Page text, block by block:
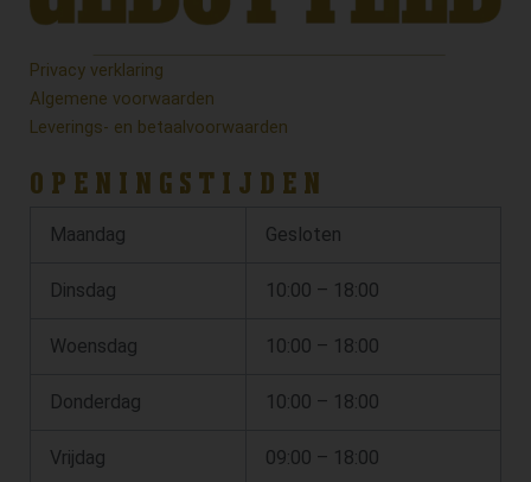
Privacy verklaring
Algemene voorwaarden
Leverings- en betaalvoorwaarden
OPENINGSTIJDEN
Maandag Gesloten
Dinsdag 10:00 – 18:00
Woensdag 10:00 – 18:00
Donderdag 10:00 – 18:00
Vrijdag 09:00 – 18:00